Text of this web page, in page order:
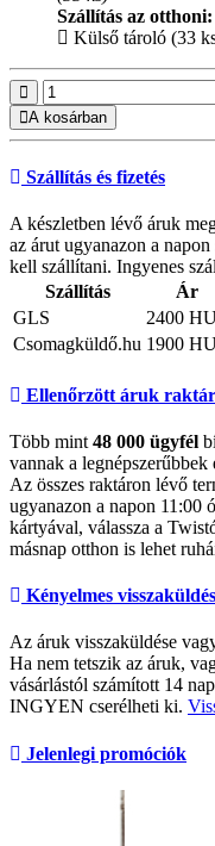
Szállítás az otthoni:
Külső tároló (33
A kosárban
Szállítás és fizetés
A készletben lévő áruk
az árut ugyanazon a
kell szállítani. Ingyenes
Szállítás
Ár
GLS
2400
Csomagküldő.hu 1900
Ellenőrzött áruk
Több mint 48 000 ügyfél
vannak a
Az összes raktáron lévő
ugyanazon a napon 11:00
kártyával, válassza a
másnap otthon is lehet
Kényelmes
Az áruk visszaküldése
Ha nem tetszik az áruk,
vásárlástól számított 14
INGYEN cserélheti ki.
Jelenlegi promóciók